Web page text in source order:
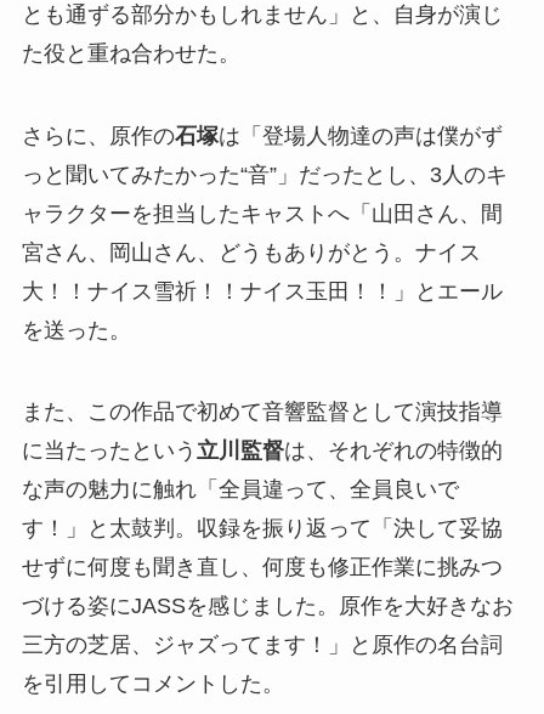
とも通ずる部分かもしれません」と、自身が演じ
た役と重ね合わせた。
さらに、原作の石塚は「登場人物達の声は僕がず
っと聞いてみたかった“音”」だったとし、3人のキ
ャラクターを担当したキャストへ「山田さん、間
宮さん、岡山さん、どうもありがとう。ナイス
大！！ナイス雪祈！！ナイス玉田！！」とエール
を送った。
また、この作品で初めて音響監督として演技指導
に当たったという 立川監督は、それぞれの特徴的
な声の魅力に触れ「全員違って、全員良いで
す！」と太鼓判。収録を振り返って「決して妥協
せずに何度も聞き直し、何度も修正作業に挑みつ
づける姿にJASSを感じました。原作を大好きなお
三方の芝居、ジャズってます！」と原作の名台詞
を引用してコメントした。